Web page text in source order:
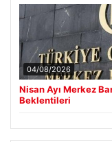
04/08/2026
Nisan Ayı Merkez
Beklentileri